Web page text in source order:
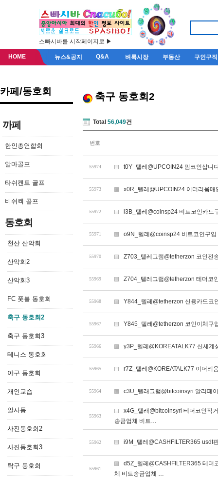
스빠시바를 시작페이지로 ▶
HOME 뉴스&공지 Q&A 벼룩시장 부동산 구인구직
카페/동호회
까페
한인총연합회
알마골프
타쉬켄트 골프
비쉬켁 골프
동호회
천산 산악회
산악회2
산악회3
FC 풋볼 동호회
축구 동호회2
축구 동호회3
테니스 동호회
야구 동호회
개인교습
알사동
사진동호회2
사진동호회3
탁구 동호회
축구 동호회2
Total 56,049건
번호
55974 t0Y_텔레@UPCOIN24 밈코인삽니
55973 x0R_텔레@UPCOIN24 이더리움매
55972 l3B_텔레@coinsp24 비트코인카드
55971 o9N_텔레@coinsp24 비트코인구
55970 Z703_텔레그램@tetherzon 코인전
55969 Z704_텔레그램@tetherzon 테더코
55968 Y844_텔레@tetherzon 신용카드코
55967 Y845_텔레@tetherzon 코인이체구
55966 y3P_텔레@KOREATALK77 신세계
55965 r7Z_텔레@KOREATALK77 이더리
55964 c3U_텔래그램@bitcoinsyri 알리페
55963
x4G_텔래@bitcoinsyri 테더코인직
송금업체 비트…
55962 i9M_텔레@CASHFILTER365 usdt
55961
d5Z_텔레@CASHFILTER365 테더
체 비트송금업체 …